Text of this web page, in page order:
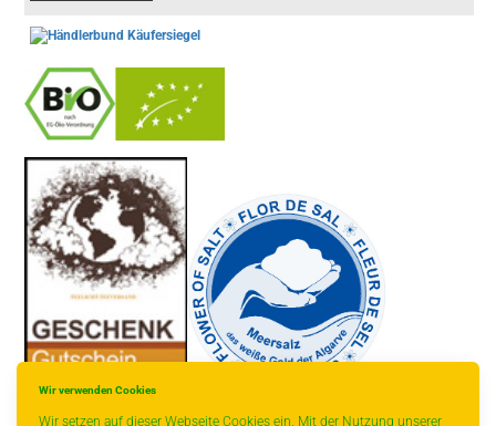
Wir verwenden Cookies
Wir setzen auf dieser Webseite Cookies ein. Mit der Nutzung unserer